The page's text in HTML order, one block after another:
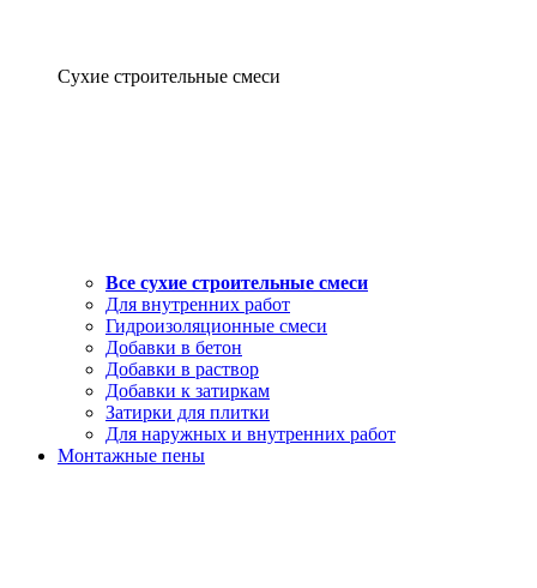
Сухие строительные смеси
Все сухие строительные смеси
Для внутренних работ
Гидроизоляционные смеси
Добавки в бетон
Добавки в раствор
Добавки к затиркам
Затирки для плитки
Для наружных и внутренних работ
Монтажные пены